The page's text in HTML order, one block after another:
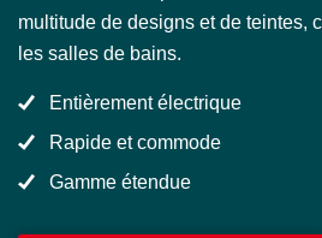
multitude de designs et de teintes,
les salles de bains.
Entièrement électrique
Rapide et commode
Gamme étendue